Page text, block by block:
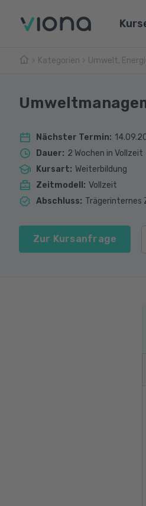
Kategorien Umwelt,
Nächster Termin:
Dauer: 2 Wochen in Vollzeit
Kursart: Weiterbildung
Zeitmodell : Vollzeit
Abschluss: Trägerinternes
Zur Kursanfrage